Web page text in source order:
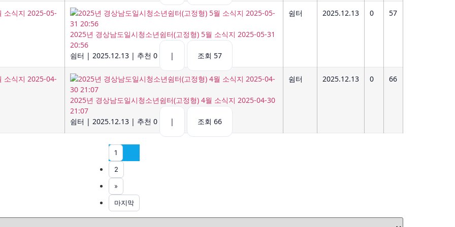
2025년 경상남도일시청소년쉼터(고정형) 5월 소식지 2025-05-31
20:56
쉼터 | 2025.12.13 | 추천 0 | 조회 57
쉼터 2025.12.13 0 57
2025년 경상남도일시청소년쉼터(고정형) 4월 소식지 2025-04-30
21:07
쉼터 | 2025.12.13 | 추천 0 | 조회 66
쉼터 2025.12.13 0 66
1
2
»
마지막